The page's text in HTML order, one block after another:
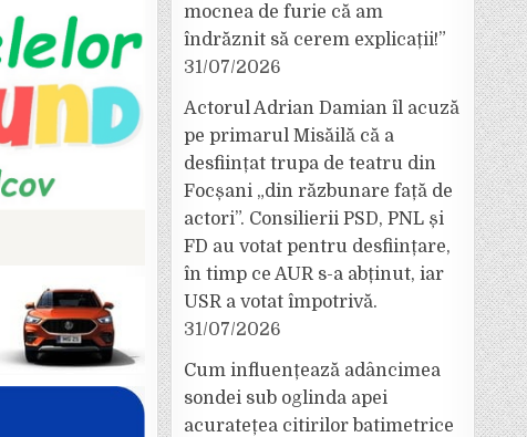
mocnea de furie că am
îndrăznit să cerem explicații!”
31/07/2026
Actorul Adrian Damian îl acuză
pe primarul Misăilă că a
desființat trupa de teatru din
Focșani „din răzbunare față de
actori”. Consilierii PSD, PNL și
FD au votat pentru desființare,
în timp ce AUR s-a abținut, iar
USR a votat împotrivă.
31/07/2026
Cum influențează adâncimea
sondei sub oglinda apei
acuratețea citirilor batimetrice